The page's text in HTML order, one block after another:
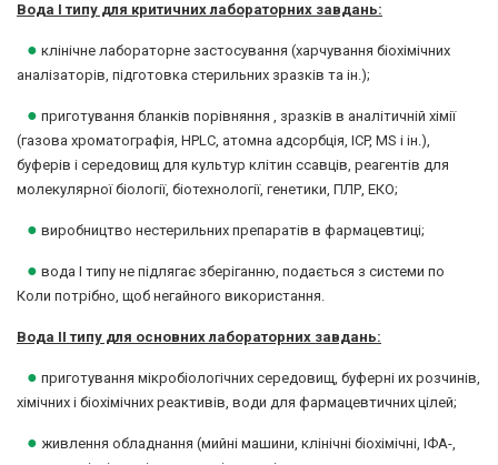
Вода I типу для критичних лабораторних завдань:
● клінічне лабораторне застосування (харчування біохімічних
аналізаторів, підготовка стерильних зразків та ін.);
● приготування бланків порівняння , зразків в аналітичній хімії
(газова хроматографія, HPLC, атомна адсорбція, ICP, MS і ін.),
буферів і середовищ для культур клітин ссавців, реагентів для
молекулярної біології, біотехнології, генетики, ПЛР, ЕКО;
● виробництво нестерильних препаратів в фармацевтиці;
● вода I типу не підлягає зберіганню, подається з системи по
Коли потрібно, щоб негайного використання.
Вода II типу для основних лабораторних завдань:
● приготування мікробіологічних середовищ, буферні их розчинів,
хімічних і біохімічних реактивів, води для фармацевтичних цілей;
● живлення обладнання (мийні машини, клінічні біохімічні, ІФА-,